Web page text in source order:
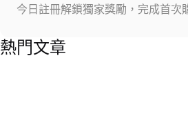
今日註冊解鎖獨家獎勵，完成首
熱門文章